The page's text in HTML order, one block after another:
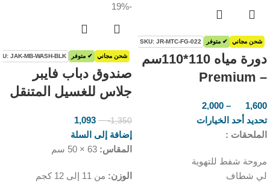
شحن مجاني ✔ متوفر SKU: JR-MTC-FG-022
دورة مياه 110*110سم
– Premium
1,600
–
2,000
تحديد أحد الخيارات
الملحقات :
مروحة شفط للتهوية
لي شطاف
-19%
شحن مجاني ✔ متوفر JAK-MB-WASH-BLK
صندوق دباب فايبر
جلاس للغسيل المتنقل
1,350ر.س 1,093
إضافة إلى السلة
المقاس: 63 × 50 سم
الوزن: من 11 إلى 12 كجم